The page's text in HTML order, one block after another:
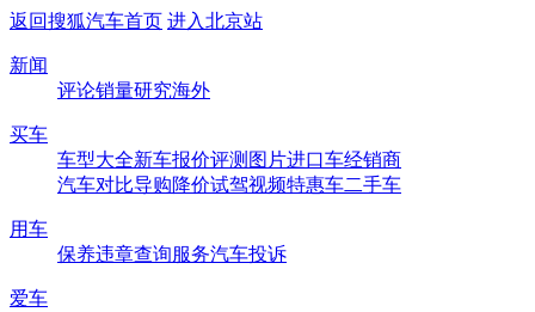
返回搜狐汽车首页 进入北京站
新闻
评论销量研究海外
买车
车型大全新车报价评测 图片进口车经销商
汽车对比导购降价试驾视频特惠车二手车
用车
保养违章查询服务汽车投诉
爱车